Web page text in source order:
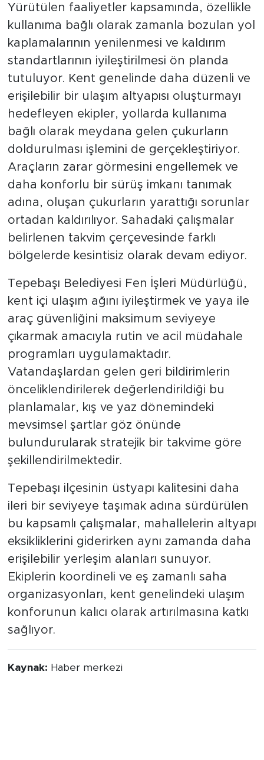
Yürütülen faaliyetler kapsamında, özellikle
kullanıma bağlı olarak zamanla bozulan yol
kaplamalarının yenilenmesi ve kaldırım
standartlarının iyileştirilmesi ön planda
tutuluyor. Kent genelinde daha düzenli ve
erişilebilir bir ulaşım altyapısı oluşturmayı
hedefleyen ekipler, yollarda kullanıma
bağlı olarak meydana gelen çukurların
doldurulması işlemini de gerçekleştiriyor.
Araçların zarar görmesini engellemek ve
daha konforlu bir sürüş imkanı tanımak
adına, oluşan çukurların yarattığı sorunlar
ortadan kaldırılıyor. Sahadaki çalışmalar
belirlenen takvim çerçevesinde farklı
bölgelerde kesintisiz olarak devam ediyor.
Tepebaşı Belediyesi Fen İşleri Müdürlüğü,
kent içi ulaşım ağını iyileştirmek ve yaya ile
araç güvenliğini maksimum seviyeye
çıkarmak amacıyla rutin ve acil müdahale
programları uygulamaktadır.
Vatandaşlardan gelen geri bildirimlerin
önceliklendirilerek değerlendirildiği bu
planlamalar, kış ve yaz dönemindeki
mevsimsel şartlar göz önünde
bulundurularak stratejik bir takvime göre
şekillendirilmektedir.
Tepebaşı ilçesinin üstyapı kalitesini daha
ileri bir seviyeye taşımak adına sürdürülen
bu kapsamlı çalışmalar, mahallelerin altyapı
eksikliklerini giderirken aynı zamanda daha
erişilebilir yerleşim alanları sunuyor.
Ekiplerin koordineli ve eş zamanlı saha
organizasyonları, kent genelindeki ulaşım
konforunun kalıcı olarak artırılmasına katkı
sağlıyor.
Kaynak: Haber merkezi